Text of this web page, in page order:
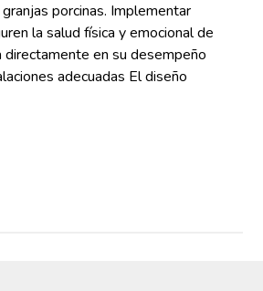
porcinas. Implementar
la salud física y emocional de
en su desempeño
adecuadas El diseño